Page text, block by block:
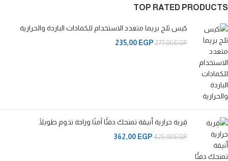
TOP RATED PRODUCTS
كيس ثلج بريما متعدد الاستخدام للكمادات الباردة والحرارية
277,00EGP
235,00 EGP
قِربة حرارية أنيقة تمنحك دفئًا آمنًا وراحة تدوم طويلًا
425,00EGP
362,00 EGP